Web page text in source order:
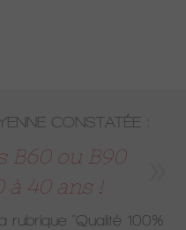
CONSTATÉE :
B60 ou B90
40 ans !
rubrique "Qualité 100%